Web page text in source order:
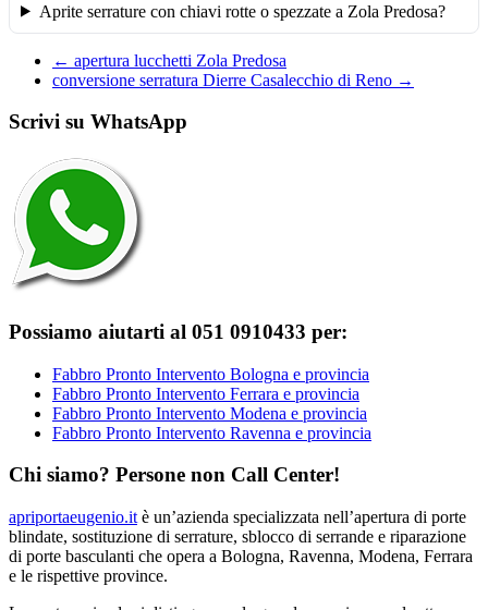
Aprite serrature con chiavi rotte o spezzate a Zola Predosa?
← apertura lucchetti Zola Predosa
conversione serratura Dierre Casalecchio di Reno →
Scrivi su WhatsApp
Possiamo aiutarti al 051 0910433 per:
Fabbro Pronto Intervento Bologna e provincia
Fabbro Pronto Intervento Ferrara e provincia
Fabbro Pronto Intervento Modena e provincia
Fabbro Pronto Intervento Ravenna e provincia
Chi siamo? Persone non Call Center!
apriportaeugenio.it è un’azienda specializzata nell’apertura di porte
blindate, sostituzione di serrature, sblocco di serrande e riparazione
di porte basculanti che opera a Bologna, Ravenna, Modena, Ferrara
e le rispettive province.